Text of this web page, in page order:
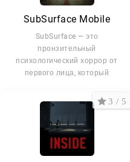
SubSurface Mobile
SubSurface — это
пронзительный
психологический хоррор от
первого лица, который
3 / 5